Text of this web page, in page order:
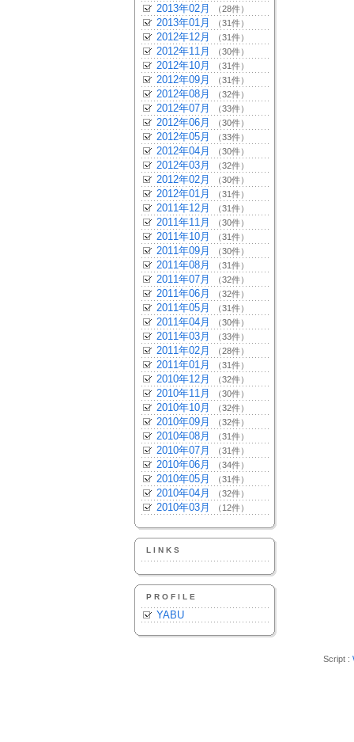
2013年02月 （28件）
2013年01月 （31件）
2012年12月 （31件）
2012年11月 （30件）
2012年10月 （31件）
2012年09月 （31件）
2012年08月 （32件）
2012年07月 （33件）
2012年06月 （30件）
2012年05月 （33件）
2012年04月 （30件）
2012年03月 （32件）
2012年02月 （30件）
2012年01月 （31件）
2011年12月 （31件）
2011年11月 （30件）
2011年10月 （31件）
2011年09月 （30件）
2011年08月 （31件）
2011年07月 （32件）
2011年06月 （32件）
2011年05月 （31件）
2011年04月 （30件）
2011年03月 （33件）
2011年02月 （28件）
2011年01月 （31件）
2010年12月 （32件）
2010年11月 （30件）
2010年10月 （32件）
2010年09月 （32件）
2010年08月 （31件）
2010年07月 （31件）
2010年06月 （34件）
2010年05月 （31件）
2010年04月 （32件）
2010年03月 （12件）
LINKS
PROFILE
YABU
Script :